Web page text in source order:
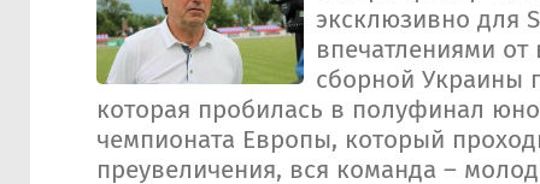
эксклюзивно для
впечатлениями от
сборной Украины
которая пробилась в полуфинал
чемпионата Европы, который
преувеличения, вся команда –